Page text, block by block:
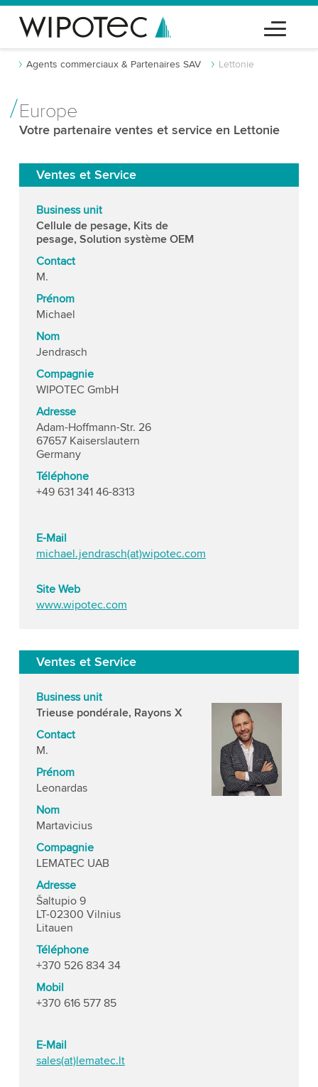
Agents commerciaux & Partenaires SAV Lettonie
Europe
Votre partenaire ventes et service en Lettonie
Ventes et Service
Business unit
Cellule de pesage, Kits de
pesage, Solution système OEM
Contact
M.
Prénom
Michael
Nom
Jendrasch
Compagnie
WIPOTEC GmbH
Adresse
Adam-Hoffmann-Str. 26
67657 Kaiserslautern
Germany
Téléphone
+49 631 341 46-8313
E-Mail
michael.jendrasch(at)wipotec.com
Site Web
www.wipotec.com
Ventes et Service
Business unit
Trieuse pondérale, Rayons X
Contact
M.
Prénom
Leonardas
Nom
Martavicius
Compagnie
LEMATEC UAB
Adresse
Šaltupio 9
LT-02300 Vilnius
Litauen
Téléphone
+370 526 834 34
Mobil
+370 616 577 85
E-Mail
sales(at)lematec.lt